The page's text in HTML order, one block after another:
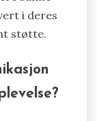
i deres
støtte.